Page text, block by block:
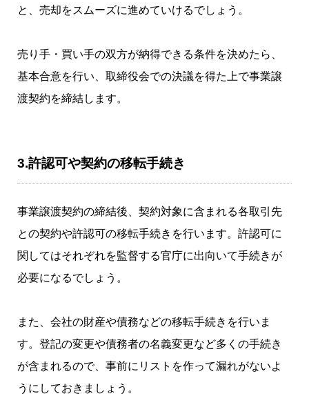
と、売却をスムーズに進めていけるでしょう。
売り手・買い手の双方が納得できる条件を決めたら、
基本合意を行い、取締役会での決議を得た上で事業譲
渡契約を締結します。
3.許認可や契約の移転手続き
事業譲渡契約の締結後、契約対象に含まれる各取引先
との契約や許認可の移転手続きを行います。許認可に
関してはそれぞれを監督する官庁に出向いて手続きが
必要になるでしょう。
また、会社の財産や債務などの移転手続きを行いま
す。登記の変更や債務者の名義変更など多くの手続き
が含まれるので、事前にリストを作って漏れがないよ
うにしておきましょう。